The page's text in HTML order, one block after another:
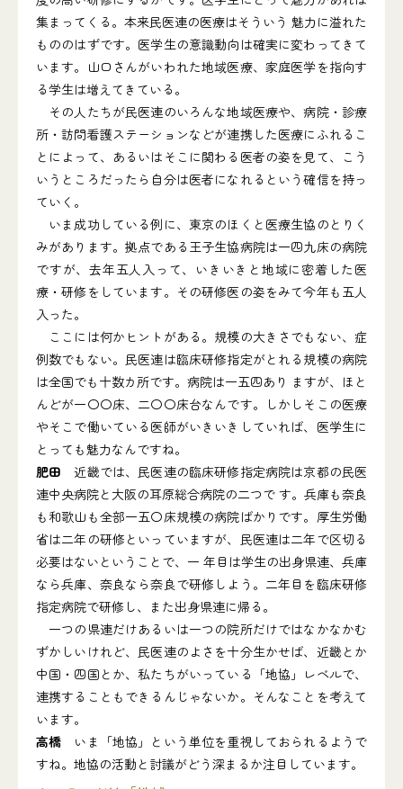
集まってくる。本来民医連の医療はそういう 魅力に溢れた
もののはずです。医学生の意識動向は確実に変わってきて
います。山口さんがいわれた地域医療、家庭医学を指向す
る学生は増えてきている。
その人たちが民医連のいろんな地域医療や、病院・診療
所・訪問看護ステーションなどが連携した医療にふれるこ
とによって、あるいはそこに関わる医者の姿を見て、こう
いうところだったら自分は医者になれるという確信を持っ
ていく。
いま成功している例に、東京のほくと医療生協のとりく
みがあります。拠点である王子生協病院は一四九床の病院
ですが、去年五人入って、いきいきと地域に密着した医
療・研修をしています。その研修医の姿をみて今年も五人
入った。
ここには何かヒントがある。規模の大きさでもない、症
例数でもない。民医連は臨床研修指定がとれる規模の病院
は全国でも十数カ所です。病院は一五四あり ますが、ほと
んどが一〇〇床、二〇〇床台なんです。しかしそこの医療
やそこで働いている医師がいきいきしていれば、医学生に
とっても魅力なんですね。
肥田 近畿では、民医連の臨床研修指定病院は京都の民医
連中央病院と大阪の耳原総合病院の二つで す。兵庫も奈良
も和歌山も全部一五〇床規模の病院ばかりです。厚生労働
省は二年の研修といっていますが、民医連は二年で区切る
必要はないということで、一 年目は学生の出身県連、兵庫
なら兵庫、奈良なら奈良で研修しよう。二年目を臨床研修
指定病院で研修し、また出身県連に帰る。
一つの県連だけあるいは一つの院所だけではなかなかむ
ずかしいけれど、民医連のよさを十分生かせば、近畿とか
中国・四国とか、私たちがいっている「地協」レベルで、
連携することもできるんじゃないか。そんなことを考えて
います。
高橋 いま「地協」という単位を重視しておられるようで
すね。地協の活動と討議がどう深まるか注目しています。